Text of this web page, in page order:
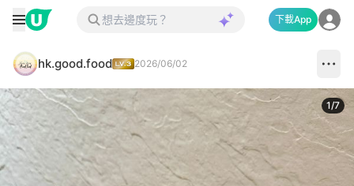
下載App
hk.good.food 2026/06/02
1/7